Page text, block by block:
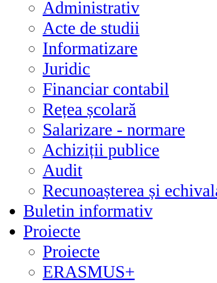
Administrativ
Acte de studii
Informatizare
Juridic
Financiar contabil
Rețea școlară
Salarizare - normare
Achiziții publice
Audit
Recunoașterea și
Buletin informativ
Proiecte
Proiecte
ERASMUS+